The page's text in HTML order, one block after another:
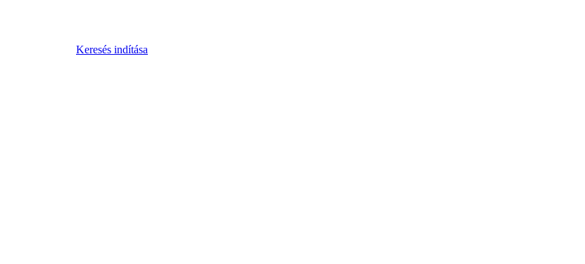
Keresés indítása